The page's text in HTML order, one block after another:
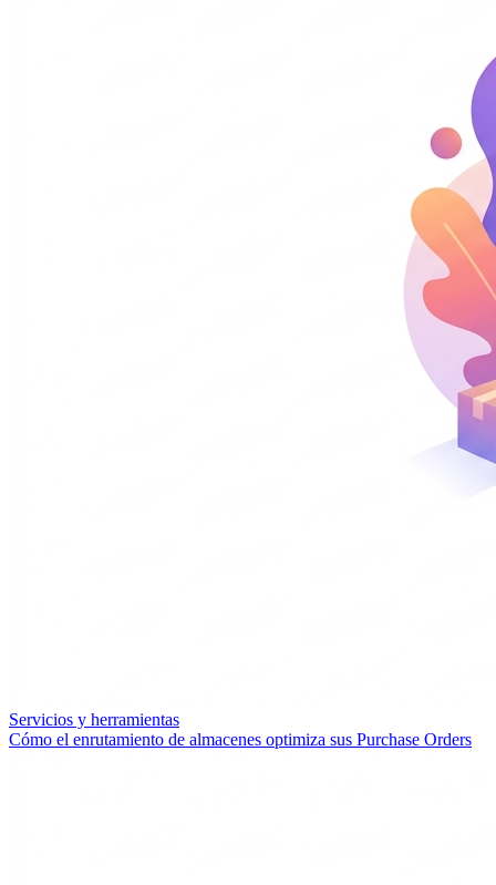
Servicios y herramientas
Cómo el enrutamiento de almacenes optimiza sus Purchase Orders